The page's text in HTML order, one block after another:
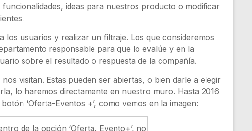
ideas para nuestros producto o modificar
los usuarios y realizar un filtraje. Los que consideremos
responsable para que lo evalúe y en la
sobre el resultado o respuesta de la compañía.
visitan. Estas pueden ser abiertas, o bien darle a elegir
lo haremos directamente en nuestro muro. Hasta 2016
‘Oferta-Eventos +’, como vemos en la imagen:
de la opción ‘Oferta, Evento+’, no